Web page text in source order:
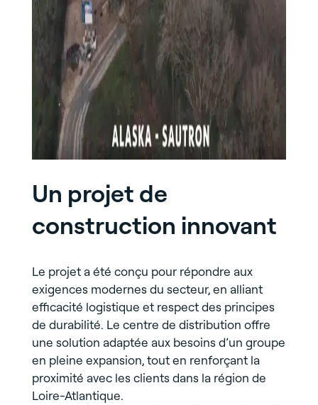
Un projet de
construction innovant
Le projet a été conçu pour répondre aux
exigences modernes du secteur, en alliant
efficacité logistique et respect des principes
de durabilité. Le centre de distribution offre
une solution adaptée aux besoins d’un groupe
en pleine expansion, tout en renforçant la
proximité avec les clients dans la région de
Loire-Atlantique.